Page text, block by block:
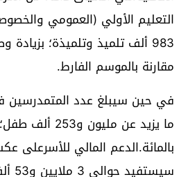
التعليم الأولي (العمومي
مقارنة بالموسم الفارط.
في حين سيبلغ عدد المتمدرسين
بالمائة.الدعم المالي للأسرعلى